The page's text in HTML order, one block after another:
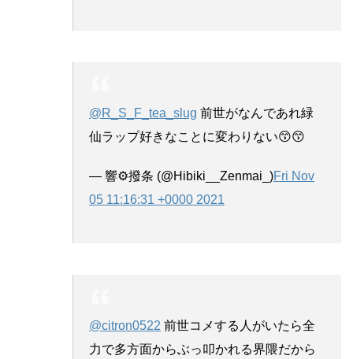
@R_S_F_tea_slug 前世がなんであれ緑
仙ラップ好きなことに変わりない😙😙
— 響⚙️撥条 (@Hibiki__Zenmai_)Fri Nov
05 11:16:31 +0000 2021
@citron0522 前世コメする人がいたら全
力で多方面からぶっ叩かれる界隈だから